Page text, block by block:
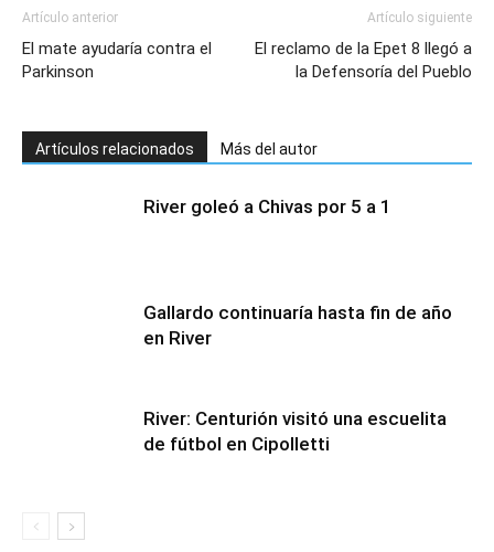
Artículo anterior
El mate ayudaría contra el
Parkinson
Artículo siguiente
El reclamo de la Epet 8 llegó a
la Defensoría del Pueblo
Artículos relacionados Más del autor
River goleó a Chivas por 5 a 1
Gallardo continuaría hasta fin de año
en River
River: Centurión visitó una escuelita
de fútbol en Cipolletti